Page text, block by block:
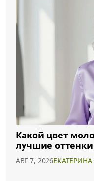
Какой цвет
лучшие
АВГ 7, 2026